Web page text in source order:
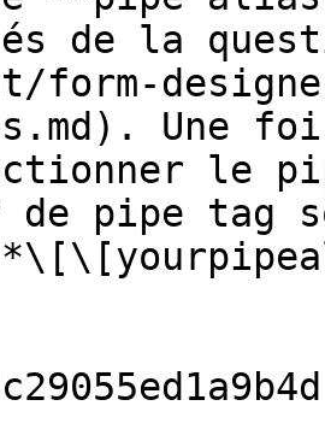
de la
form-
Une
le
de pipe